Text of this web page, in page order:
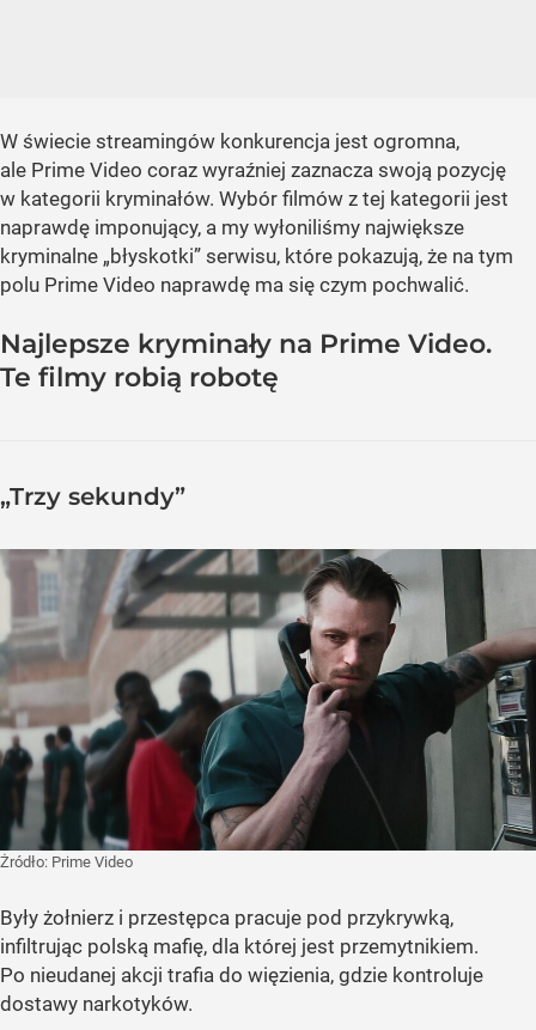
W świecie streamingów konkurencja jest ogromna,
ale Prime Video coraz wyraźniej zaznacza swoją pozycję
w kategorii kryminałów. Wybór filmów z tej kategorii jest
naprawdę imponujący, a my wyłoniliśmy największe
kryminalne „błyskotki” serwisu, które pokazują, że na tym
polu Prime Video naprawdę ma się czym pochwalić.
Najlepsze kryminały na Prime Video.
Te filmy robią robotę
„Trzy sekundy”
Żródło: Prime Video
Były żołnierz i przestępca pracuje pod przykrywką,
infiltrując polską mafię, dla której jest przemytnikiem.
Po nieudanej akcji trafia do więzienia, gdzie kontroluje
dostawy narkotyków.